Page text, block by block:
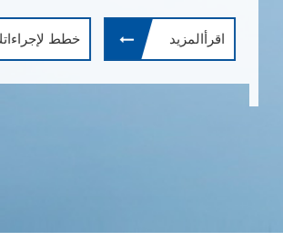
اقرأالمزيد خطط لإجراءاتك